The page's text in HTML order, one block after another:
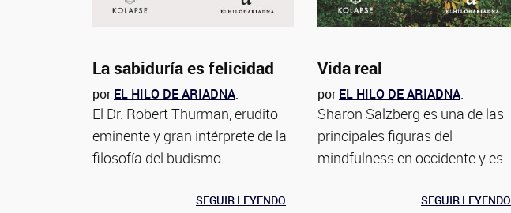
La sabiduría es felicidad
porEL HILO DE ARIADNA.
El Dr. Robert Thurman, erudito
eminente y gran intérprete de la
filosofía del budismo...
SEGUIR LEYENDO
Vida real
porEL HILO DE ARIADNA.
Sharon Salzberg es una de las
principales figuras del
mindfulness en occidente y es...
SEGUIR LEYENDO